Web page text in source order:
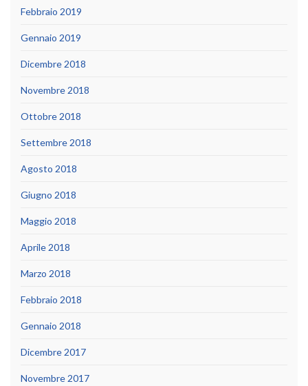
Febbraio 2019
Gennaio 2019
Dicembre 2018
Novembre 2018
Ottobre 2018
Settembre 2018
Agosto 2018
Giugno 2018
Maggio 2018
Aprile 2018
Marzo 2018
Febbraio 2018
Gennaio 2018
Dicembre 2017
Novembre 2017